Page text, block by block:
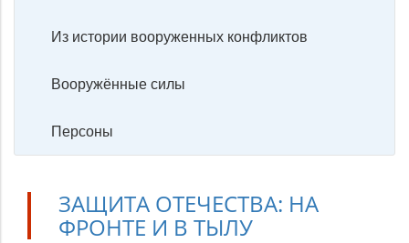
Из истории вооруженных конфликтов
Вооружённые силы
Персоны
ЗАЩИТА ОТЕЧЕСТВА: НА
ФРОНТЕ И В ТЫЛУ